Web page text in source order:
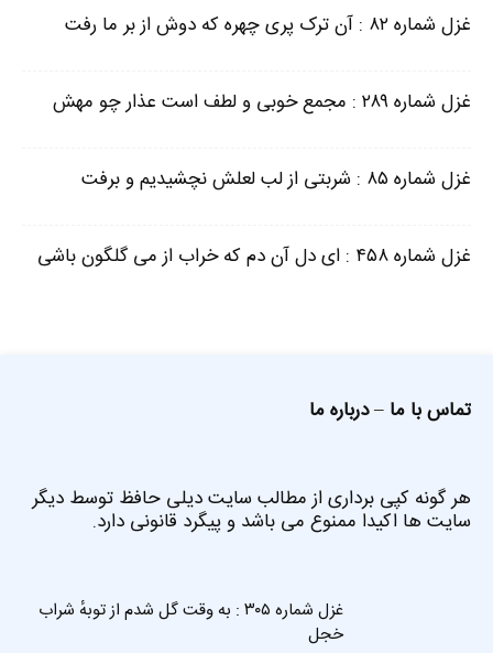
غزل شماره ۸۲ : آن ترک پری چهره که دوش از بر ما رفت
غزل شماره ۲۸۹ : مجمع خوبی و لطف است عذار چو مهش
غزل شماره ۸۵ : شربتی از لب لعلش نچشیدیم و برفت
غزل شماره ۴۵۸ : ای دل آن دم که خراب از می گلگون باشی
تماس با ما –درباره ما
هر گونه کپی برداری از مطالب سایت دیلی حافظ توسط دیگر
سایت ها اکیدا ممنوع می باشد و پیگرد قانونی دارد.
غزل شماره ۳۰۵ : به وقت گل شدم از توبهٔ شراب
خجل